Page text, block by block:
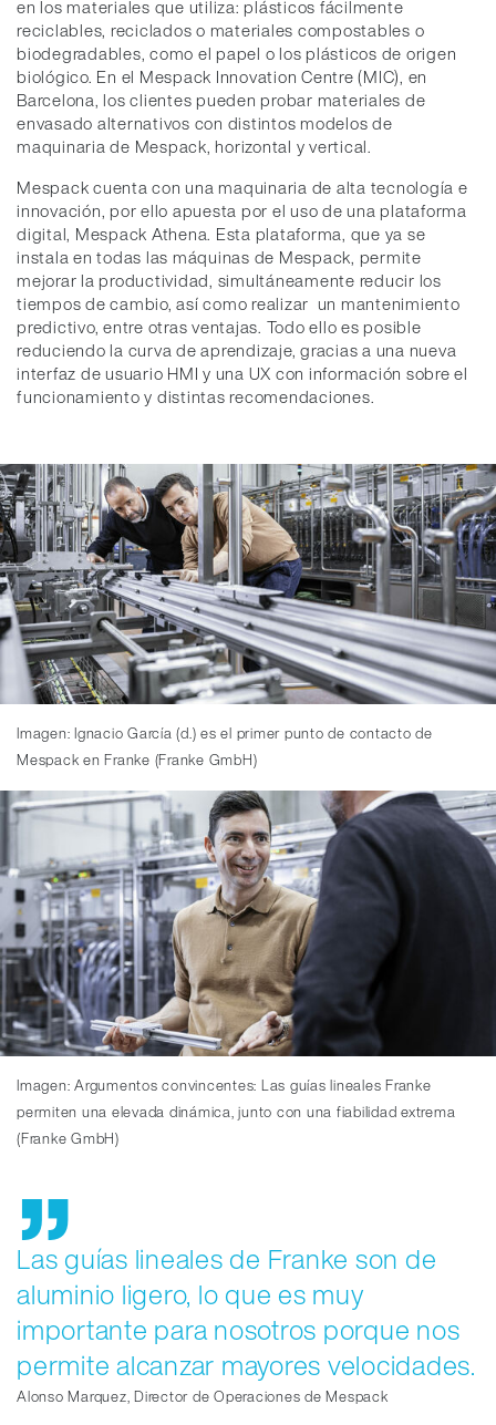
en los materiales que utiliza: plásticos fácilmente
reciclables, reciclados o materiales compostables o
biodegradables, como el papel o los plásticos de origen
biológico. En el Mespack Innovation Centre (MIC), en
Barcelona, los clientes pueden probar materiales de
envasado alternativos con distintos modelos de
maquinaria de Mespack, horizontal y vertical.
Mespack cuenta con una maquinaria de alta tecnología e
innovación, por ello apuesta por el uso de una plataforma
digital, Mespack Athena. Esta plataforma, que ya se
instala en todas las máquinas de Mespack, permite
mejorar la productividad, simultáneamente reducir los
tiempos de cambio, así como realizar un mantenimiento
predictivo, entre otras ventajas. Todo ello es posible
reduciendo la curva de aprendizaje, gracias a una nueva
interfaz de usuario HMI y una UX con información sobre el
funcionamiento y distintas recomendaciones.
Imagen: Ignacio García (d.) es el primer punto de contacto de
Mespack en Franke (Franke GmbH)
Imagen: Argumentos convincentes: Las guías lineales Franke
permiten una elevada dinámica, junto con una fiabilidad extrema
(Franke GmbH)
Las guías lineales de Franke son de
aluminio ligero, lo que es muy
importante para nosotros porque nos
permite alcanzar mayores velocidades.
Alonso Marquez, Director de Operaciones de Mespack